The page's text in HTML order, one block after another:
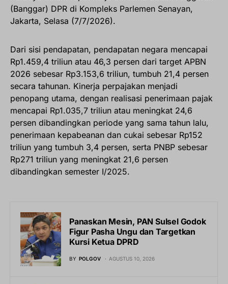
(Banggar) DPR di Kompleks Parlemen Senayan,
Jakarta, Selasa (7/7/2026).
Dari sisi pendapatan, pendapatan negara mencapai
Rp1.459,4 triliun atau 46,3 persen dari target APBN
2026 sebesar Rp3.153,6 triliun, tumbuh 21,4 persen
secara tahunan. Kinerja perpajakan menjadi
penopang utama, dengan realisasi penerimaan pajak
mencapai Rp1.035,7 triliun atau meningkat 24,6
persen dibandingkan periode yang sama tahun lalu,
penerimaan kepabeanan dan cukai sebesar Rp152
triliun yang tumbuh 3,4 persen, serta PNBP sebesar
Rp271 triliun yang meningkat 21,6 persen
dibandingkan semester I/2025.
Panaskan Mesin, PAN Sulsel Godok
Figur Pasha Ungu dan Targetkan
Kursi Ketua DPRD
BY POLGOV AGUSTUS 10, 2026